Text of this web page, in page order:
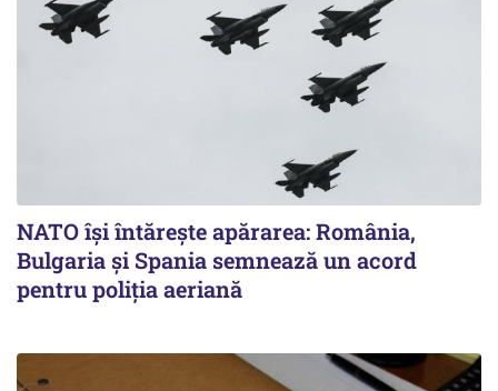
NATO își întărește apărarea: România,
Bulgaria și Spania semnează un acord
pentru poliția aeriană